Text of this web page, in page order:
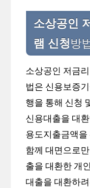
소상공인
램 신청방
소상공인 저금
법은 신용보증
행을 통해 신청
신용대출을 대
용도지출금액
함께 대면으로
출을 대환한 개
대출을 대환하